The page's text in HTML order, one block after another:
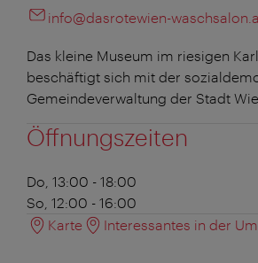
info@dasrotewien-
Das kleine Museum im riesigen
beschäftigt sich mit der
Gemeindeverwaltung der Stadt
Öffnungszeiten
Do, 13:00 - 18:00
So, 12:00 - 16:00
Karte
Interessantes in der